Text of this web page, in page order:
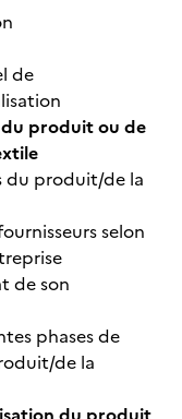
de
produit ou de
du produit/de la
selon
de son
phases de
de la